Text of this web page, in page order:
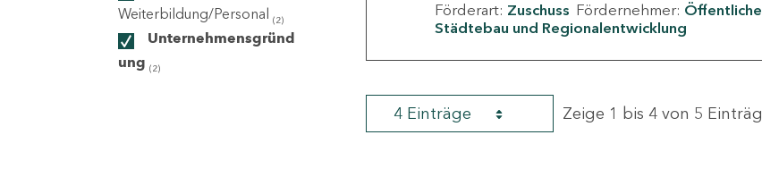
Weiterbildung/Personal (2)
Unternehmensgründ
ung (2)
Förderart: Zuschuss Fördernehmer:
Städtebau und Regionalentwicklung
4 Einträge Zeige 1 bis 4 von 5